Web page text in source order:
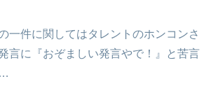
一件に関してはタレントのホンコンさ
言に『おぞましい発言やで！』と苦言